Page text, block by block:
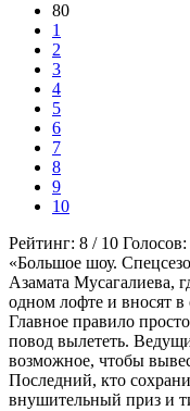
80
1
2
3
4
5
6
7
8
9
10
Рейтинг: 8 / 10 Голосов:
«Большое шоу.
Азамата Мусагалиева,
одном лофте и вносят
Главное правило
повод вылететь.
возможное, чтобы
Последний, кто
внушительный приз и